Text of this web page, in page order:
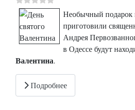
Необычный подарок
приготовили
Андрея
в Одессе будут
Валентина.
Подробнее